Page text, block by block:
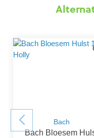
Bach
Bach Bloesem